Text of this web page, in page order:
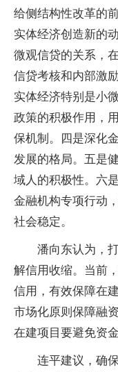
给侧结构性改革的
实体经济创造新的
微观信贷的关系，
信贷考核和内部激
实体经济特别是小
政策的积极作用，
保机制。四是深化
发展的格局。五是
域人的积极性。六
金融机构专项行动
社会稳定。
潘向东认为，
解信用收缩。当前
信用，有效保障在
市场化原则保障融
在建项目要避免资
连平建议，确